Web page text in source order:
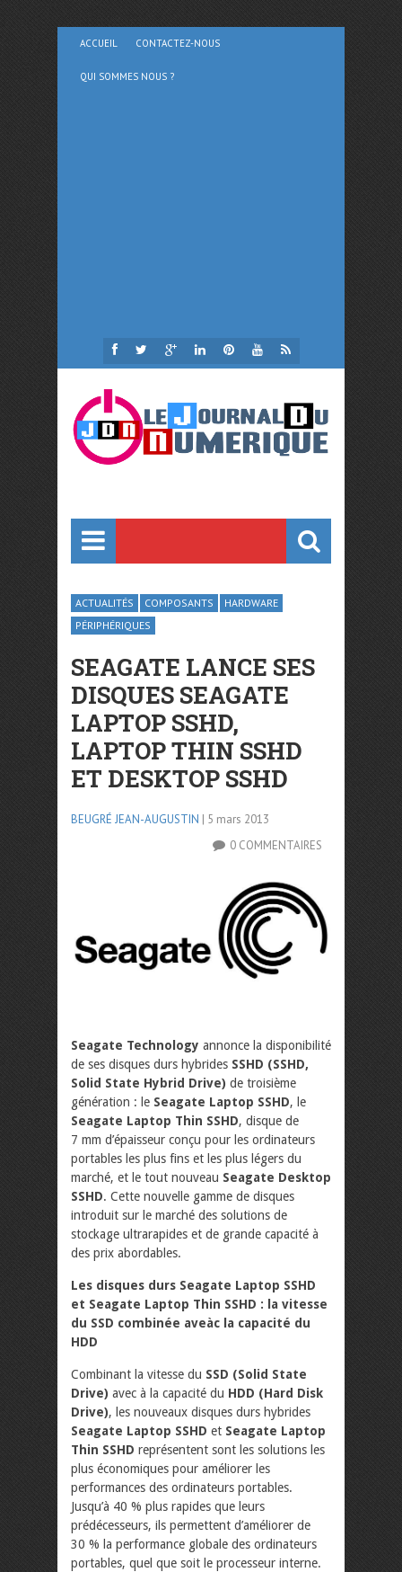
ACCUEIL CONTACTEZ-NOUS
QUI SOMMES NOUS ?
ACTUALITÉS COMPOSANTS
HARDWARE
PÉRIPHÉRIQUES
SEAGATE LANCE SES
DISQUES SEAGATE
LAPTOP SSHD,
LAPTOP THIN SSHD
ET DESKTOP SSHD
BEUGRÉ JEAN-AUGUSTIN | 5 mars 2013
0 COMMENTAIRES
Seagate Technology annonce la disponibilité
de ses disques durs hybrides SSHD (SSHD,
Solid State Hybrid Drive) de troisième
génération : le Seagate Laptop SSHD, le
Seagate Laptop Thin SSHD, disque de
7 mm d’épaisseur conçu pour les ordinateurs
portables les plus fins et les plus légers du
marché, et le tout nouveau Seagate Desktop
SSHD. Cette nouvelle gamme de disques
introduit sur le marché des solutions de
stockage ultrarapides et de grande capacité à
des prix abordables.
Les disques durs Seagate Laptop SSHD
et Seagate Laptop Thin SSHD : la vitesse
du SSD combinée aveàc la capacité du
HDD
Combinant la vitesse du SSD (Solid State
Drive) avec à la capacité du HDD (Hard Disk
Drive), les nouveaux disques durs hybrides
Seagate Laptop SSHD et Seagate Laptop
Thin SSHD représentent sont les solutions les
plus économiques pour améliorer les
performances des ordinateurs portables.
Jusqu’à 40 % plus rapides que leurs
prédécesseurs, ils permettent d’améliorer de
30 % la performance globale des ordinateurs
portables, quel que soit le processeur interne.